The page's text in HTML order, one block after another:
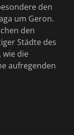
den
um Geron.
den
Städte des
wie die
aufregenden